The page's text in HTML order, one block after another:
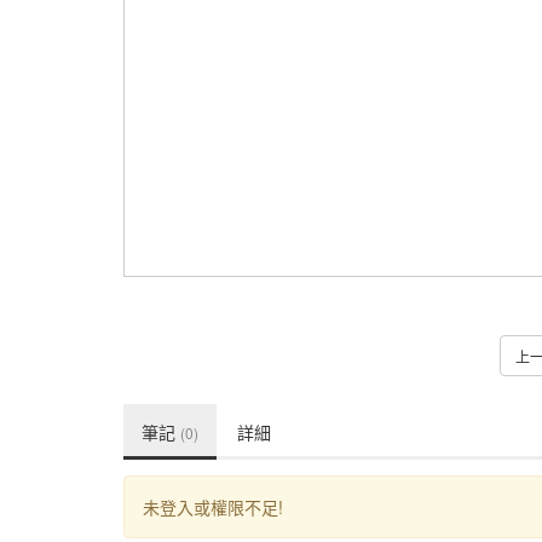
上
筆記 (0) 詳細
未登入或權限不足!